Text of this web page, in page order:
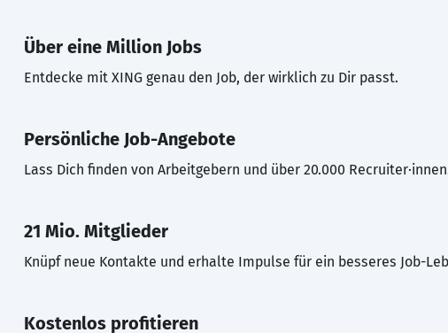
Über eine Million Jobs
Entdecke mit XING genau den Job, der wirklich zu Dir passt.
Persönliche Job-Angebote
Lass Dich finden von Arbeitgebern und über 20.000
21 Mio. Mitglieder
Knüpf neue Kontakte und erhalte Impulse für ein besseres Job-
Kostenlos profitieren